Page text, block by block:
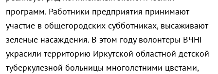
программ. Работники предприятия принимают
участие в общегородских субботниках, высаживают
зеленые насаждения. В этом году волонтеры ВЧНГ
украсили территорию Иркутской областной детской
туберкулезной больницы многолетними цветами,